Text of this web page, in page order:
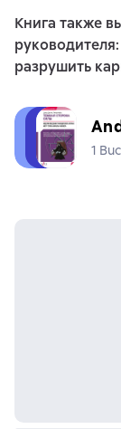
Книга также
разрушить
1